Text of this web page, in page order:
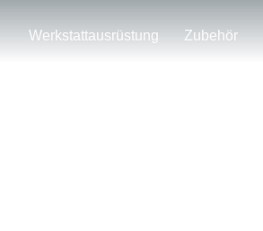
Werkstattausrüstung Zubehör